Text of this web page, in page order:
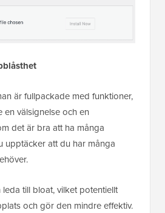
är fullpackade med funktioner,
välsignelse och en
det är bra att ha många
upptäcker att du har många
till bloat, vilket potentiellt
och gör den mindre effektiv.